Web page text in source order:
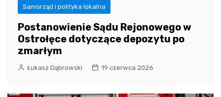
Samorząd i polityka lokalna
Postanowienie Sądu Rejonowego w
Ostrołęce dotyczące depozytu po
zmarłym
Łukasz Dąbrowski 19 czerwca 2026